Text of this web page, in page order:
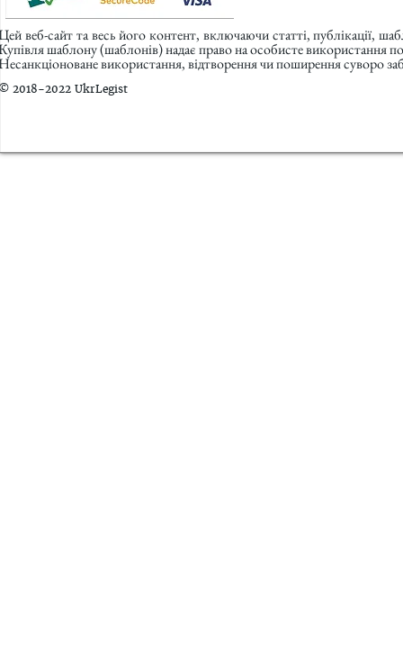
веб-сайт та весь його контент, включаючи статті, публікації,
шаблону (шаблонів) надає право на особисте використання
використання, відтворення чи поширення суворо
2018-2022 UkrLegist